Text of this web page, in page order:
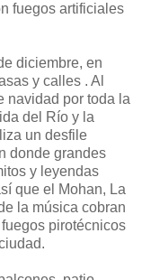
fuegos artificiales
diciembre, en
y calles . Al
navidad por toda la
del Río y la
un desfile
donde grandes
y leyendas
que el Mohan, La
la música cobran
pirotécnicos